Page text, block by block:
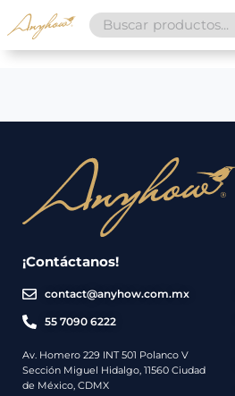
Search
for:
¡Contáctanos!
contact@anyhow.com.mx
55 7090 6222
Av. Homero 229 INT 501 Polanco V
Sección Miguel Hidalgo, 11560 Ciudad
de México, CDMX
Nosotros
Servicios
Envíos
Métodos
de
Catálogo
Regalos
Contacto